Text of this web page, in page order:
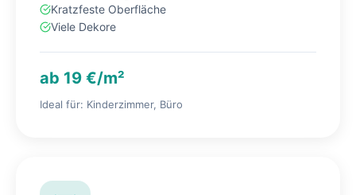
Kratzfeste Oberfläche
Viele Dekore
ab 19 €/m²
Ideal für: Kinderzimmer, Büro